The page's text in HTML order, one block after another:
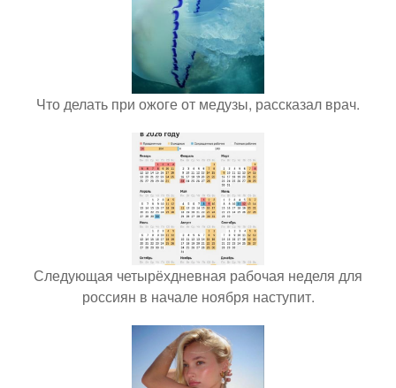
Что делать при ожоге от медузы, рассказал врач.
Следующая четырёхдневная рабочая неделя для
россиян в начале ноября наступит.